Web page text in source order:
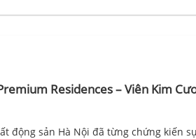
Residences – Viên Kim
động sản Hà Nội đã từng chứng kiến